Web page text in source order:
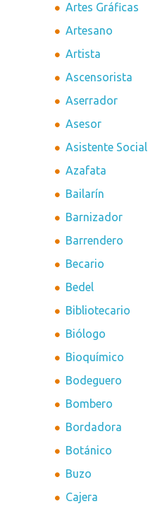
Artes Gráficas
Artesano
Artista
Ascensorista
Aserrador
Asesor
Asistente Social
Azafata
Bailarín
Barnizador
Barrendero
Becario
Bedel
Bibliotecario
Biólogo
Bioquímico
Bodeguero
Bombero
Bordadora
Botánico
Buzo
Cajera